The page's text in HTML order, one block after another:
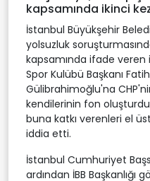
kapsamında ikinci
İstanbul Büyükşehir
yolsuzluk
kapsamında ifade veren
Spor Kulübü Başkanı
Gülibrahimoğlu'na
kendilerinin fon
buna katkı verenleri el
iddia etti.
İstanbul Cumhuriyet
ardından İBB Başkanlığı